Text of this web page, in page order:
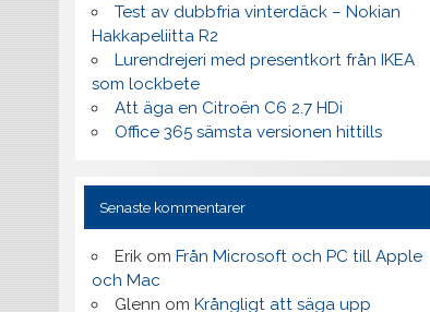
Test av dubbfria vinterdäck – Nokian
Hakkapeliitta R2
Lurendrejeri med presentkort från IKEA
som lockbete
Att äga en Citroën C6 2.7 HDi
Office 365 sämsta versionen hittills
Senaste kommentarer
Erik omFrån Microsoft och PC till Apple
och Mac
Glenn omKrångligt att säga upp